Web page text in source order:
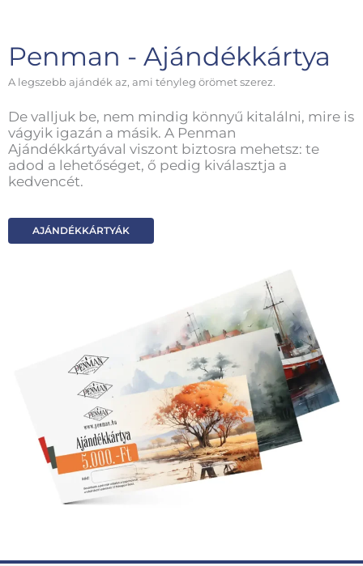
Penman - Ajándékkártya
A legszebb ajándék az, ami tényleg örömet szerez.
De valljuk be, nem mindig könnyű kitalálni, mire is
vágyik igazán a másik. A Penman
Ajándékkártyával viszont biztosra mehetsz: te
adod a lehetőséget, ő pedig kiválasztja a
kedvencét.
AJÁNDÉKKÁRTYÁK